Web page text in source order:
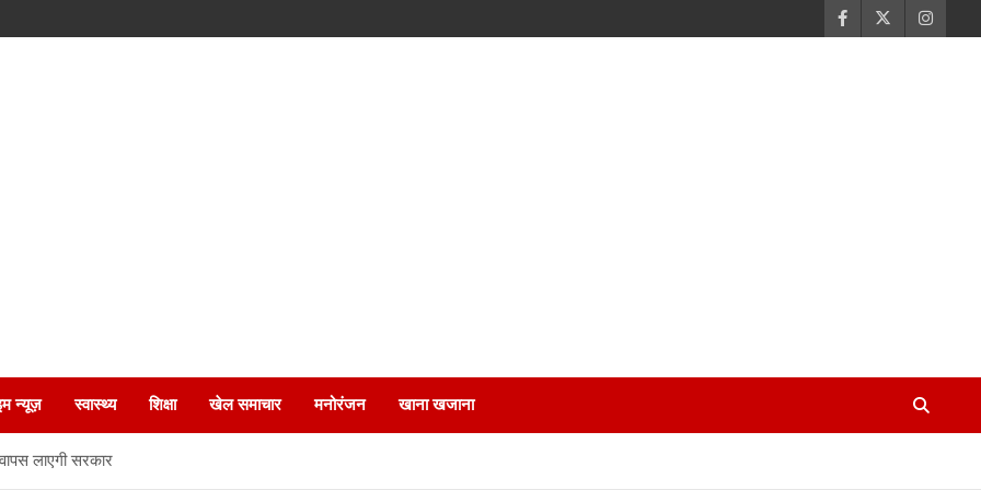
न्यूज़ स्वास्थ्य शिक्षा खेल समाचार मनोरंजन खाना खजाना
लाएगी सरकार